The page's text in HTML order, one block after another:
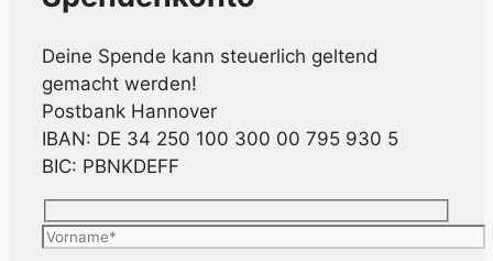
Deine Spende kann steuerlich geltend
gemacht werden!
Postbank Hannover
IBAN: DE 34 250 100 300 00 795 930 5
BIC: PBNKDEFF